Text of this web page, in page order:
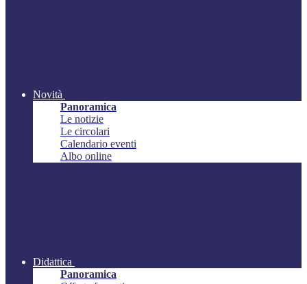
Novità
Panoramica
Le notizie
Le circolari
Calendario eventi
Albo online
Didattica
Panoramica